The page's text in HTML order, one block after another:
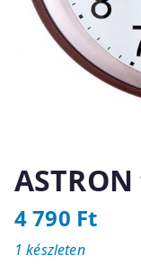
4 790 Ft
1 készleten